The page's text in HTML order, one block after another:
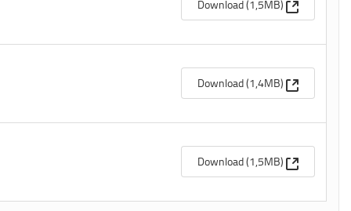
Download (1,5MB) (Apre una
Download (1,4MB) (Apre una
Download (1,5MB) (Apre una